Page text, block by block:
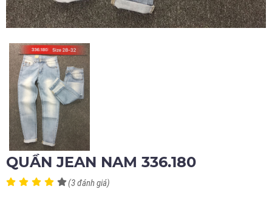
QUẦN JEAN NAM 336.180
(3 đánh giá)